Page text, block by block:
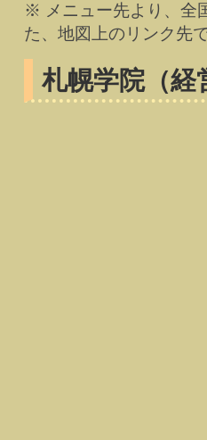
※ メニュー先より、全
た、地図上のリンク先
札幌学院（経